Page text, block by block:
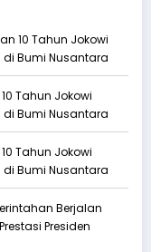
10 Tahun Jokowi
Bumi Nusantara
Tahun Jokowi
Bumi Nusantara
Tahun Jokowi
Bumi Nusantara
Berjalan
Presiden